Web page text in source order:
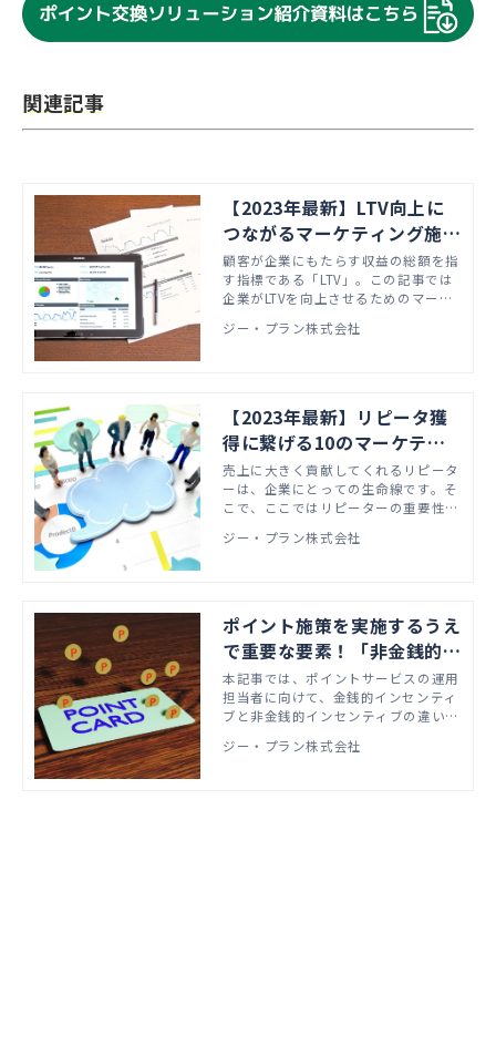
関連記事
【2023年最新】LTV向上に
つながるマーケティング施策
例10選｜重要性やよくある
質問もご紹介！
顧客が企業にもたらす収益の総額を指
す指標である「LTV」。この記事では
企業がLTVを向上させるためのマーケ
が重要な理由や、LTV向上のための施
ジー・プラン株式会社
【2023年最新】リピータ獲
得に繋げる10のマーケティ
ング施策｜獲得できない理由
や実施時の注意点も解説
売上に大きく貢献してくれるリピータ
ーは、企業にとっての生命線です。そ
こで、ここではリピーターの重要性や
ターを獲得するための施策、その注意
ジー・プラン株式会社
ポイント施策を実施するうえ
で重要な要素！「非金銭的イ
ンセンティブ」とは？
本記事では、ポイントサービスの運用
担当者に向けて、金銭的インセンティ
ブと非金銭的インセンティブの違いを
に刺さるポイント施策を実施するため
ジー・プラン株式会社